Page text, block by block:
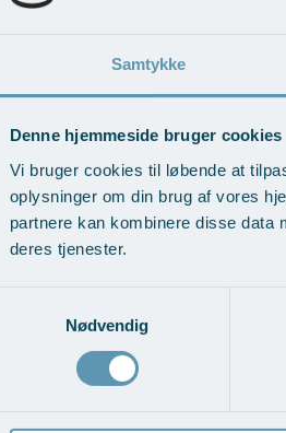
Samtykke
Denne hjemmeside bruger cookies
Vi bruger cookies til løbende at
oplysninger om din brug af vores
partnere kan kombinere disse data
deres tjenester.
Nødvendig
pande-
Trådløft